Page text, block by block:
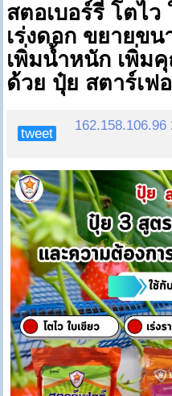
สตอเบอร์รี่ โตไว
เร่งดอก ขยายข
เพิ่มน้ำหนัก เพิ่ม
ด้วย ปุ๋ย สตาร์เฟ
tweet
162.158.106.96